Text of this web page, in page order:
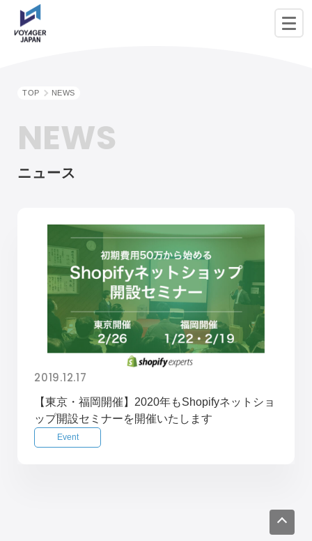
NEWS
ニュース
TOP NEWS
2019.12.17
【東京・福岡開催】2020年もShopifyネットショ
ップ開設セミナーを開催いたします
Event